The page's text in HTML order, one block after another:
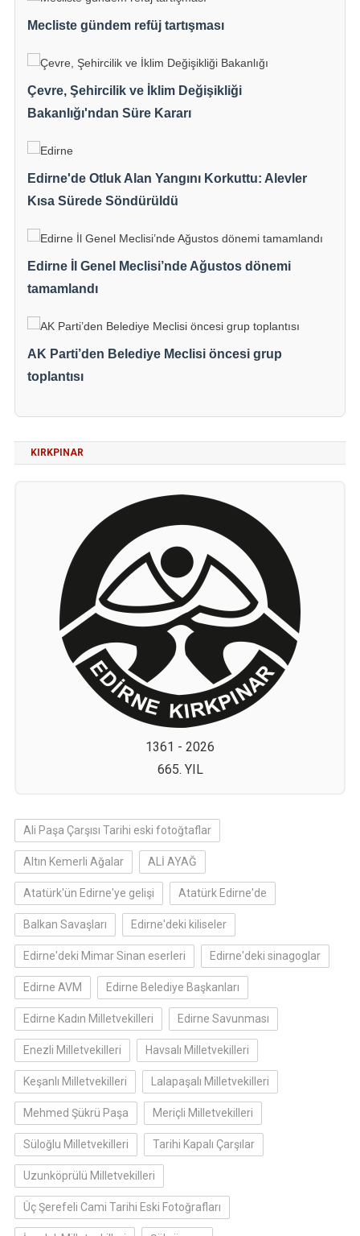
Mecliste gündem refüj tartışması
Çevre, Şehircilik ve İklim Değişikliği
Bakanlığı'ndan Süre Kararı
Edirne'de Otluk Alan Yangını Korkuttu: Alevler
Kısa Sürede Söndürüldü
Edirne İl Genel Meclisi’nde Ağustos dönemi
tamamlandı
AK Parti’den Belediye Meclisi öncesi grup
toplantısı
KIRKPINAR
1361 - 2026
665. YIL
Ali Paşa Çarşısı Tarihi eski fotoğtaflar
Altın Kemerli Ağalar ALİ AYAĞ
Atatürk'ün Edirne'ye gelişi Atatürk Edirne'de
Balkan Savaşları Edirne'deki kiliseler
Edirne'deki Mimar Sinan eserleri Edirne'deki sinagoglar
Edirne AVM Edirne Belediye Başkanları
Edirne Kadın Milletvekilleri Edirne Savunması
Enezli Milletvekilleri Havsalı Milletvekilleri
Keşanlı Milletvekilleri Lalapaşalı Milletvekilleri
Mehmed Şükrü Paşa Meriçli Milletvekilleri
Süloğlu Milletvekilleri Tarihi Kapalı Çarşılar
Uzunköprülü Milletvekilleri
Üç Şerefeli Cami Tarihi Eski Fotoğrafları